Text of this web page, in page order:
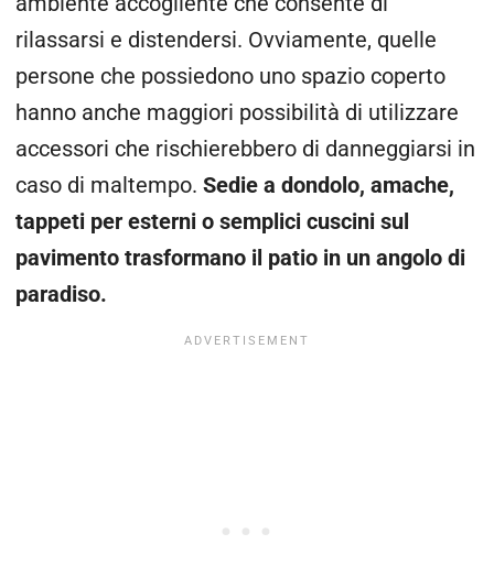
rilassarsi e distendersi. Ovviamente, quelle
persone che possiedono uno spazio coperto
hanno anche maggiori possibilità di utilizzare
accessori che rischierebbero di danneggiarsi in
caso di maltempo. Sedie a dondolo, amache,
tappeti per esterni o semplici cuscini sul
pavimento trasformano il patio in un angolo di
paradiso.